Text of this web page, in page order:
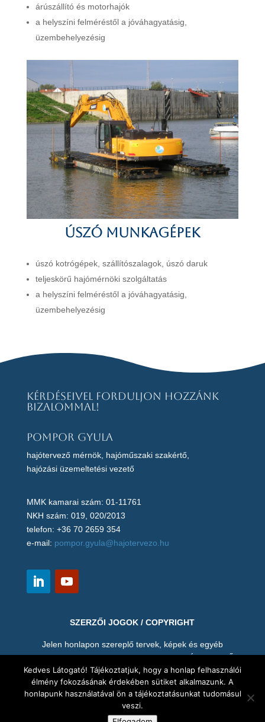
árúszállító és motorhajók
a helyszíni felméréstől a jóváhagyatásig,
üzembehelyezésig
Úszó munkagépek
úszó kotrógépek, szállítószalagok, úszó daruk
teljeskörű hajómérnöki szolgáltatás
a helyszíni felméréstől a jóváhagyatásig,
üzembehelyezésig
Kérdéseivel forduljon hozzánk
bizalommal!
Pompor Gyula
hajótervező mérnök, hajóműszaki szakértő,
hajózási üzemeltetési vezető
MMK kamarai szám: 01-11761
NKH szám: 019, 020/2013
telefon: +36 70 2659 354
e-mail: pompor.gyula@hajotervezo.hu
SZERZŐI JOGOK / COPYRIGHT
Jelen honlapon szereplő tervek, képek és egyéb
anyagok (pl. videó) POMPOR GYULA HAJÓTERVEZŐ
MÉRNÖK szellemi tulajdonát képezik, így hozzájárulása
nélkül tilos annak mentése, másolása, vagy bármi nemű
felhasználása. A terveket és valamennyi mellékletet a
Kedves Látogató! Tájékoztatjuk, hogy a honlap felhasználói
élmény fokozásának érdekében sütiket alkalmazunk. A
honlapunk használatával ön a tájékoztatásunkat tudomásul
veszi.